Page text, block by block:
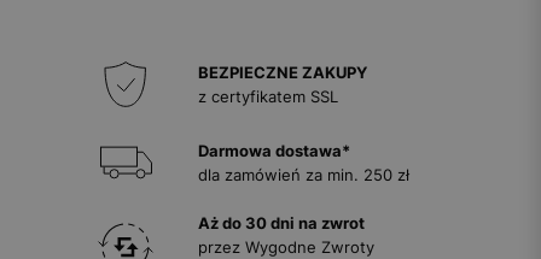
BEZPIECZNE ZAKUPY
z certyfikatem SSL
Darmowa dostawa*
dla zamówień za min. 250 zł
Aż do 30 dni na zwrot
przez Wygodne Zwroty